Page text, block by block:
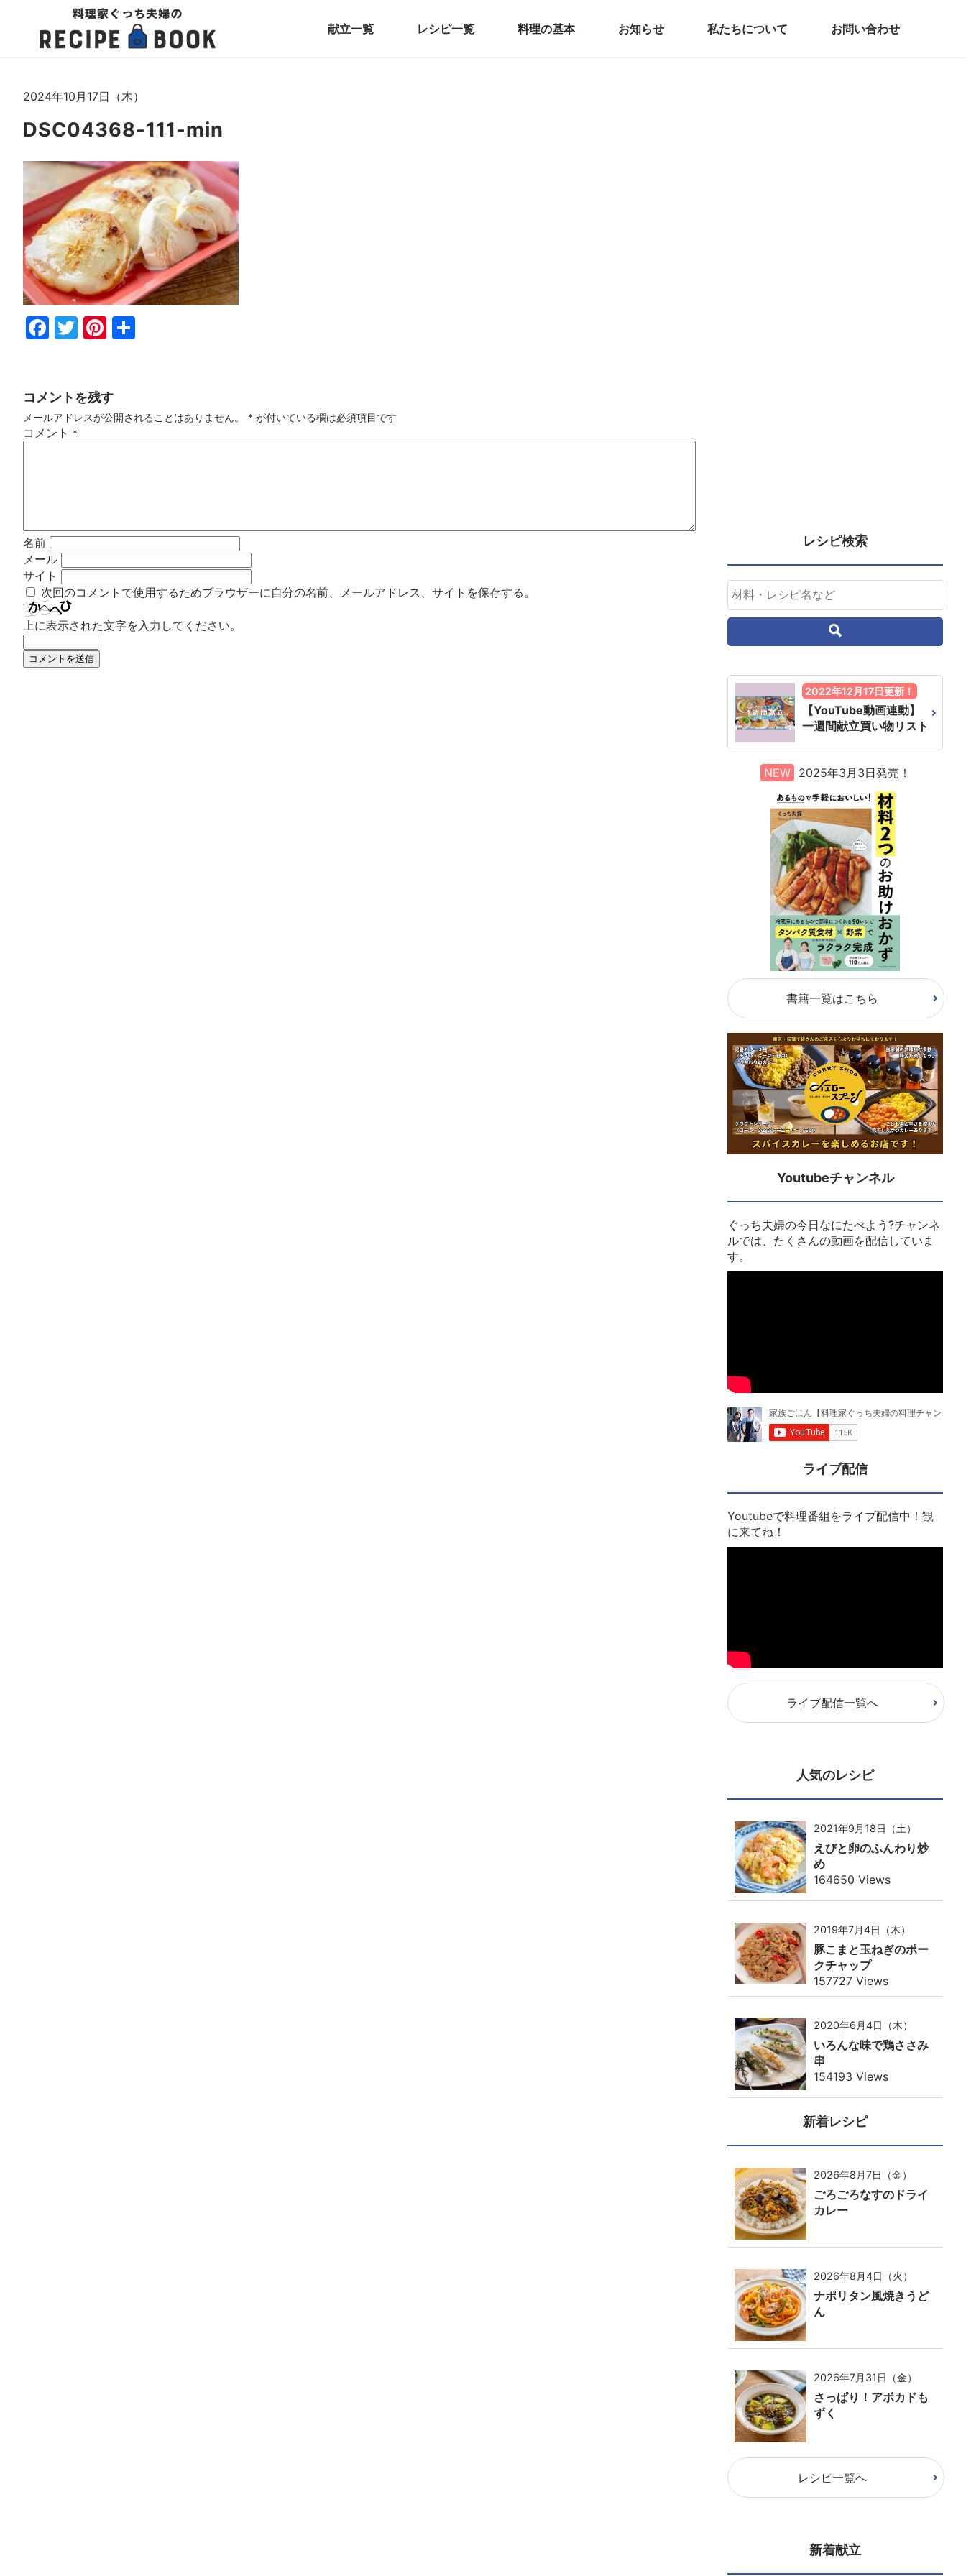
献立一覧 レシピ一覧 料理の基本 お知らせ 私たちについて お問い合わせ
2024年10月17日（木）
DSC04368-111-min
Fac
Twi
Pin
コメントを残す
メールアドレスが公開されることはありません。 * が付いている欄は必須項目です
コメント *
名前
メール
サイト
次回のコメントで使用するためブラウザーに自分の名前、メールアドレス、サイトを保存する。
上に表示された文字を入力してください。
レシピ検索
2022年12月17日更新！
【YouTube動画連動】
一週間献立買い物リスト
NEW 2025年3月3日発売！
書籍一覧はこちら
Youtubeチャンネル
ぐっち夫婦の今日なにたべよう?チャンネ
ルでは、たくさんの動画を配信していま
す。
ライブ配信
Youtubeで料理番組をライブ配信中！観
に来てね！
ライブ配信一覧へ
人気のレシピ
2021年9月18日（土）
えびと卵のふんわり炒
め
164650 Views
2019年7月4日（木）
豚こまと玉ねぎのポー
クチャップ
157727 Views
2020年6月4日（木）
いろんな味で鶏ささみ
串
154193 Views
新着レシピ
2026年8月7日（金）
ごろごろなすのドライ
カレー
2026年8月4日（火）
ナポリタン風焼きうど
ん
2026年7月31日（金）
さっぱり！アボカドも
ずく
レシピ一覧へ
新着献立